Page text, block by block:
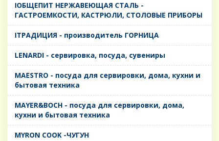
IОБЩЕПИТ НЕРЖАВЕЮЩАЯ СТАЛЬ -
ГАСТРОЕМКОСТИ, КАСТРЮЛИ, СТОЛОВЫЕ ПРИБОРЫ
IТРАДИЦИЯ - производитель ГОРНИЦА
LENARDI - сервировка, посуда, сувениры
MAESTRO - посуда для сервировки, дома, кухни и
бытовая техника
MAYER&BOCH - посуда для сервировки, дома,
кухни и бытовая техника
MYRON COOK -ЧУГУН